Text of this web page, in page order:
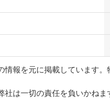
情報を元に掲載しています
は一切の責任を負いかねま